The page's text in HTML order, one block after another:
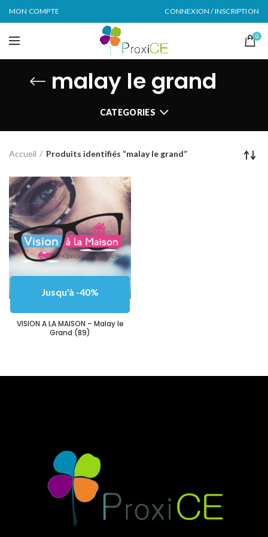
MON COMPTE CONNEXION / INSCRIPTION
0
malay le grand
CATEGORIES
Accueil Produits identifiés “malay le grand”
Jusqu'à -40%
VISION A LA MAISON – Malay le
Grand (89)